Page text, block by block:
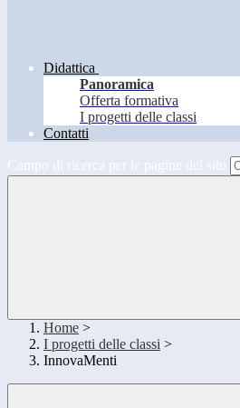
Didattica
Panoramica
Offerta formativa
I progetti delle classi
Contatti
Campo di ricerca per le pagine del sito
Home >
I progetti delle classi >
InnovaMenti